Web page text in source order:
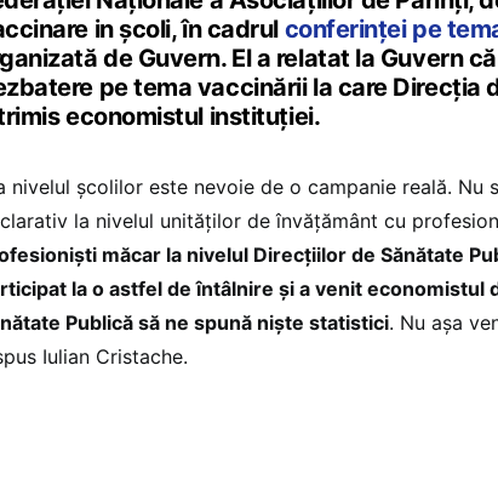
in școli, în cadrul conferinței pe
de Guvern. El a relatat la Guvern
pe tema vaccinării la care Direcția
economistul instituției.
nivelul școlilor este nevoie de o campanie reală. Nu
la nivelul unităților de învățământ cu
măcar la nivelul Direcțiilor de Sănătate
la o astfel de întâlnire și a venit economistul
Publică să ne spună niște statistici. Nu așa
Iulian Cristache.